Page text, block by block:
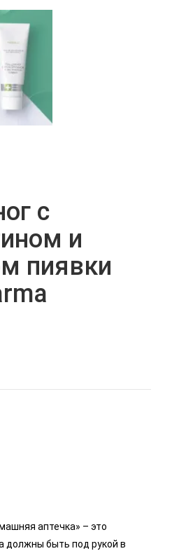
с
и
пиявки
аптечка» – это
должны быть под рукой в